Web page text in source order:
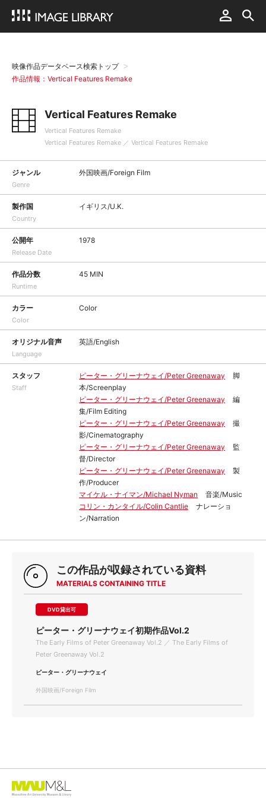
映像作品データベース検索トップ
作品情報：Vertical Features Remake
Vertical Features Remake
Vertical Features Remake
Vertical Features Remake ／ Vertical Features Remake
ジャンル
Genre
外国映画/Foreign Film
製作国
Country
イギリス/U.K.
公開年
Release Date
1978
作品分数
Runtime
45 MIN
カラー
Color
Color
オリジナル音声
Language
英語/English
スタッフ
Staff
ピーター・グリーナウェイ/Peter Greenaway
脚
本/Screenplay
ピーター・グリーナウェイ/Peter Greenaway
編
集/Film Editing
ピーター・グリーナウェイ/Peter Greenaway
撮
影/Cinematography
ピーター・グリーナウェイ/Peter Greenaway
監
督/Director
ピーター・グリーナウェイ/Peter Greenaway
製
作/Producer
マイケル・ナイマン/Michael Nyman
音楽/Music
コリン・カンタイル/Colin Cantlie
ナレーショ
ン/Narration
この作品が収録されている資料
MATERIALS CONTAINING TITLE
DVD貸出可
ピーター・グリーナウェイ初期作品Vol.2
The Early Films of Peter Greenaway Vol.2 ／ The Early Films of
Peter Greenaway Vol.2
ピーター・グリーナウェイ
外国映画/Foreign Film